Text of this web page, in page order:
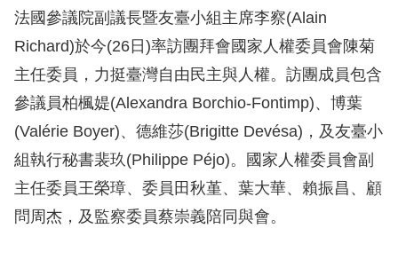
本
會
最
新
消
息
權
法國參議院副議長暨友臺小組主席李察(Alain
Richard)於今(26日)率訪團拜會國家人權委員會陳菊
主任委員，力挺臺灣自由民主與人權。訪團成員包含
參議員柏楓媞(Alexandra Borchio-Fontimp)、博葉
(Valérie Boyer)、德維莎(Brigitte Devésa)，及友臺小
組執行秘書裴玖(Philippe Péjo)。國家人權委員會副
主任委員王榮璋、委員田秋堇、葉大華、賴振昌、顧
問周杰，及監察委員蔡崇義陪同與會。